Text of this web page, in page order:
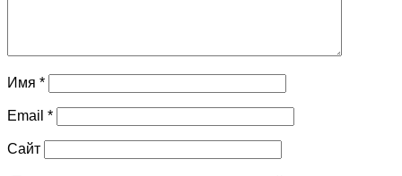
Имя *
Email *
Сайт